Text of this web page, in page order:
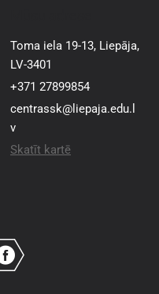
Toma iela 19-13, Liepāja,
LV-3401
+371 27899854
centrassk@liepaja.edu.l
v
Skatīt kartē